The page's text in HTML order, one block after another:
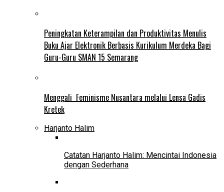
Peningkatan Keterampilan dan Produktivitas Menulis
Buku Ajar Elektronik Berbasis Kurikulum Merdeka Bagi
Guru-Guru SMAN 15 Semarang
Menggali Feminisme Nusantara melalui Lensa Gadis
Kretek
Harjanto Halim
Catatan Harjanto Halim: Mencintai Indonesia
dengan Sederhana